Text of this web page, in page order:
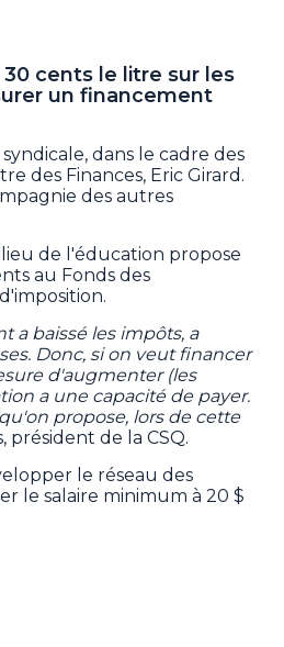
cents le litre sur les
un financement
dans le cadre des
des Finances, Eric Girard.
des autres
de l'éducation propose
au Fonds des
a baissé les impôts, a
Donc, si on veut financer
d'augmenter (les
a une capacité de payer.
propose, lors de cette
président de la CSQ.
le réseau des
le salaire minimum à 20 $